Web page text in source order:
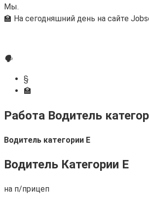
Мы.
🏫 На сегодняшний день на сайте
🗣
§
🏫
Работа Водитель
Водитель категории Е
Водитель Категории Е
на п/прицеп